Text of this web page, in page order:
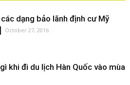
dạng bảo lãnh định cư Mỹ
October 27, 2016
khi đi du lịch Hàn Quốc vào mùa